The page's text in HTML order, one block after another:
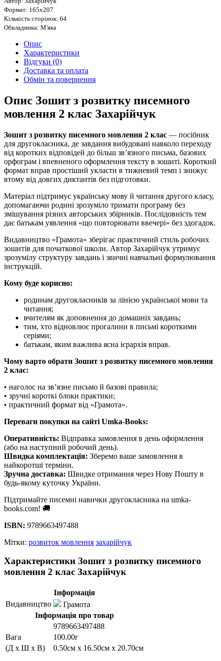
Формат: 165х207
Кількість сторінок: 64
Обкладинка: М'яка
Опис
Характеристики
Відгуки (0)
Доставка та оплата
Обмін та повернення
Опис Зошит з розвитку писемного
мовлення 2 клас Захарійчук
Зошит з розвитку писемного мовлення 2 клас — посібник
для другокласника, де завдання вибудовані навколо переходу
від коротких відповідей до більш зв’язного письма, базових
орфограм і впевненого оформлення тексту в зошиті. Короткий
формат вправ простіший укласти в тижневий темп і знижує
втому від довгих диктантів без підготовки.
Матеріал підтримує українську мову й читання другого класу,
допомагаючи родині зрозуміло тримати програму без
змішування різних авторських збірників. Послідовність тем
дає батькам уявлення «що повторювати ввечері» без здогадок.
Видавництво «Грамота» зберігає практичний стиль робочих
зошитів для початкової школи. Автор Захарійчук утримує
зрозумілу структуру завдань і звичні навчальні формулювання
інструкцій.
Кому буде корисно:
родинам другокласників за лінією української мови та
читання;
вчителям як доповнення до домашніх завдань;
тим, хто відновлює прогалини в письмі короткими
серіями;
батькам, яким важлива ясна ієрархія вправ.
Чому варто обрати Зошит з розвитку писемного мовлення
2 клас:
• наголос на зв’язне письмо й базові правила;
• зручні короткі блоки практики;
• практичний формат від «Грамота».
Переваги покупки на сайті Umka-Books:
Оперативність: Відправка замовлення в день оформлення
(або на наступний робочий день).
Швидка комплектація: Зберемо ваше замовлення в
найкоротші терміни.
Зручна доставка: Швидке отримання через Нову Пошту в
будь-якому куточку України.
Підтримайте писемні навички другокласника на umka-
books.com! 🚚
ISBN: 9789663497488
Мітки: розвиток мовлення захарійчук
Характеристики Зошит з розвитку писемного
мовлення 2 клас Захарійчук
Інформація
Видавництво
Грамота
Інформація про товар
9789663497488
Вага
100.00г
(Д x Ш x В)
0.50см x 16.50см x 20.70см